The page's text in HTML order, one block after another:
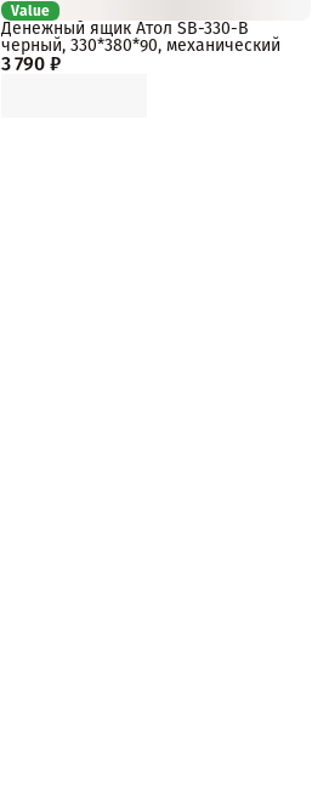
Value
3 790 ₽
Денежный ящик Атол SB-330-B
черный, 330*380*90, механический